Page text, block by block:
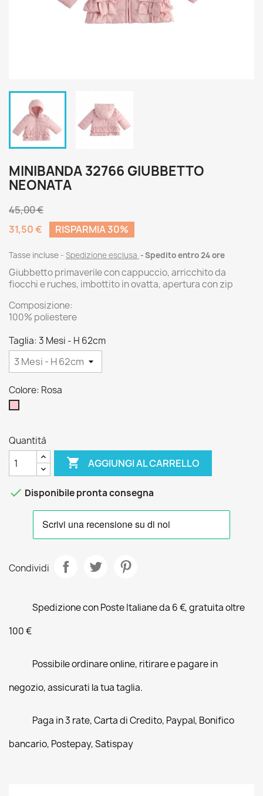
MINIBANDA 32766 GIUBBETTO
NEONATA
45,00 €
31,50 €
RISPARMIA 30%
Tasse incluse Spedizione esclusa Spedito entro 24 ore
Giubbetto primaverile con cappuccio, arricchito da
fiocchi e ruches, imbottito in ovatta, apertura con zip
Composizione:
100% poliestere
Taglia: 3 Mesi - H 62cm
Colore: Rosa
Quantità
 AGGIUNGI AL CARRELLO
 Disponibile pronta consegna
Condividi
Spedizione con Poste Italiane da 6 €, gratuita oltre
100 €
Possibile ordinare online, ritirare e pagare in
negozio, assicurati la tua taglia.
Paga in 3 rate, Carta di Credito, Paypal, Bonifico
bancario, Postepay, Satispay